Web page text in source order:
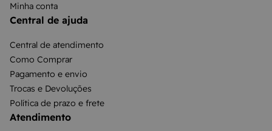
Minha conta
Central de ajuda
Central de atendimento
Como Comprar
Pagamento e envio
Trocas e Devoluções
Política de prazo e frete
Atendimento